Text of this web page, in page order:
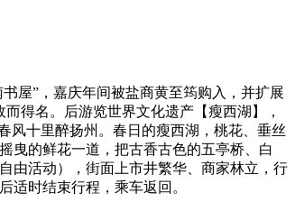
屋”，嘉庆年间被盐商黄至筠购入，并扩展
得名。后游览世界文化遗产【瘦西湖】，
风十里醉扬州。春日的瘦西湖，桃花、垂丝
曳的鲜花一道，把古香古色的五亭桥、白
由活动），街面上市井繁华、商家林立，行
适时结束行程，乘车返回。